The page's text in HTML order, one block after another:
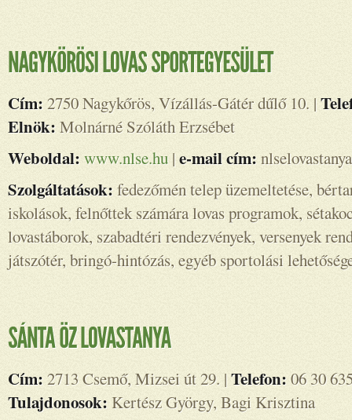
Cím: 2750 Nagykőrös, Vízállás-Gátér dűlő 10. |
Elnök: Molnárné Szóláth Erzsébet
Weboldal: www.nlse.hu |e-mail cím:
Szolgáltatások: fedezőmén telep üzemeltetése,
iskolások, felnőttek számára lovas programok,
lovastáborok, szabadtéri rendezvények, versenyek
játszótér, bringó-hintózás, egyéb sportolási
Cím: 2713 Csemő, Mizsei út 29. |Telefon: 06 30
Tulajdonosok: Kertész György, Bagi Krisztina